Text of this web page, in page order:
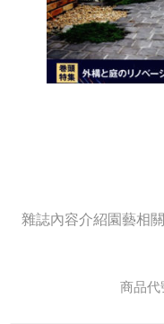
雜誌內容介紹園藝相
商品代